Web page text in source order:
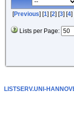
[Previous] [1] [2] [3] [4]
Lists per Page:
LISTSERV.UNI-